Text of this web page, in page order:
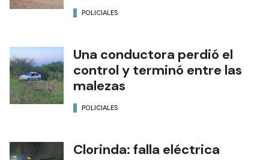
POLICIALES
Una conductora perdió el
control y terminó entre las
malezas
POLICIALES
Clorinda: falla eléctrica